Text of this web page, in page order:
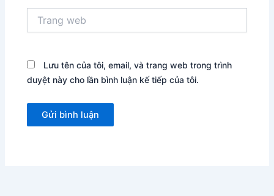
web
Lưu tên của tôi, email, và trang web trong trình
duyệt này cho lần bình luận kế tiếp của tôi.